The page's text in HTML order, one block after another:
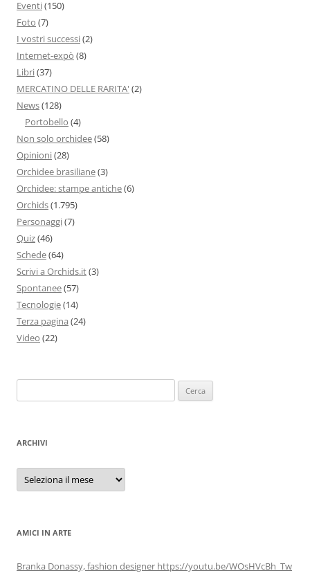
Eventi(150)
Foto (7)
I vostri successi(2)
Internet-expò (8)
Libri(37)
MERCATINO DELLE RARITA' (2)
News(128)
Portobello (4)
Non solo orchidee(58)
Opinioni(28)
Orchidee brasiliane(3)
Orchidee: stampe antiche(6)
Orchids(1.795)
Personaggi(7)
Quiz(46)
Schede(64)
Scrivi a Orchids.it(3)
Spontanee(57)
Tecnologie(14)
Terza pagina (24)
Video (22)
per:
ARCHIVI
Archivi
AMICI IN ARTE
Branka Donassy, fashion designer https://youtu.be/WOsHVcBh_Tw